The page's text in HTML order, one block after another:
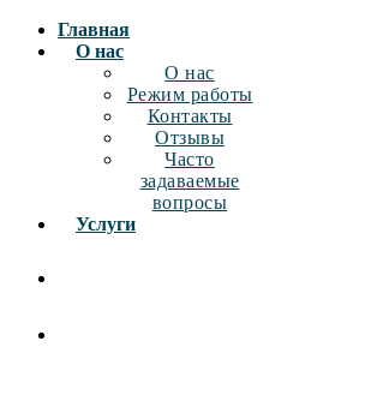
Главная
О нас
О нас
Режим работы
Контакты
Отзывы
Часто
задаваемые
вопросы
Услуги